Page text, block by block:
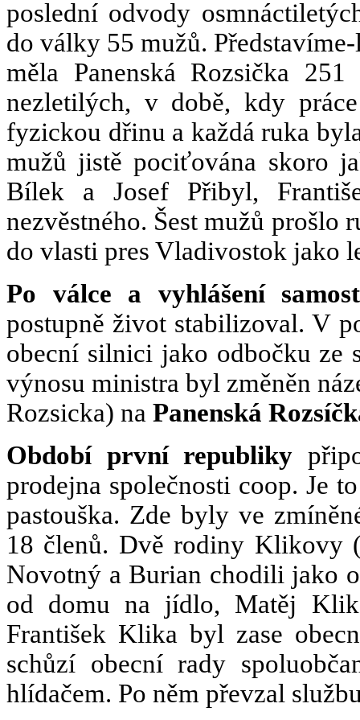
poslední odvody
do války 55 mužů.
měla Panenská Rozsička
nezletilých, v době, kdy
fyzickou dřinu a každá ruka
mužů jistě pociťována skoro
Bílek a Josef Přibyl,
nezvěstného. Šest mužů prošlo
do vlasti pres Vladivostok jako
Po válce a vyhlášení
postupně život stabilizoval. V
obecní silnici jako odbočku ze
výnosu ministra byl změněn
Rozsicka) na Panenská
Období první republiky
prodejna společnosti coop. Je
pastouška. Zde byly ve
18 členů. Dvě rodiny Klikovy
Novotný a Burian chodili jako
od domu na jídlo, Matěj
František Klika byl zase
schůzí obecní rady
hlídačem. Po něm převzal